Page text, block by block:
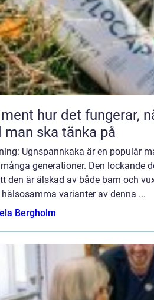
när det hjälper och
man ska tänka på
Ugnspannkaka är en populär
generationer. Den lockande
den är älskad av både barn och
varianter av denna ...
Bergholm